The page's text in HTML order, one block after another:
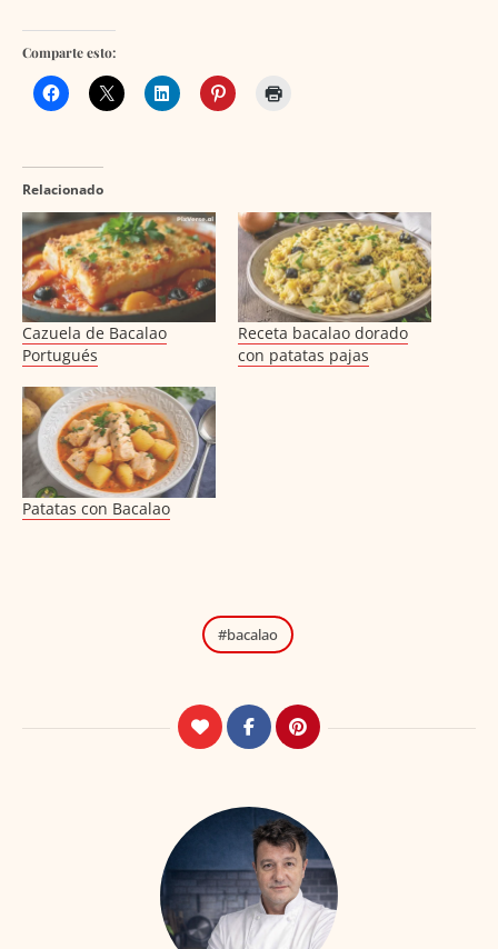
Comparte esto:
Relacionado
Cazuela de Bacalao
Portugués
Receta bacalao dorado
con patatas pajas
Patatas con Bacalao
bacalao